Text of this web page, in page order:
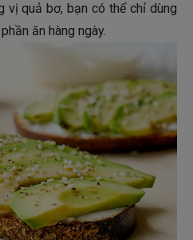
vị quả bơ, bạn có thể chỉ dùng
ăn hàng ngày.